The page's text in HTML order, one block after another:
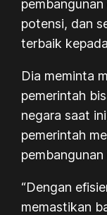
potensi, dan
terbaik
Dia meminta
pemerintah
negara saat
pemerintah
“Dengan
memastikan